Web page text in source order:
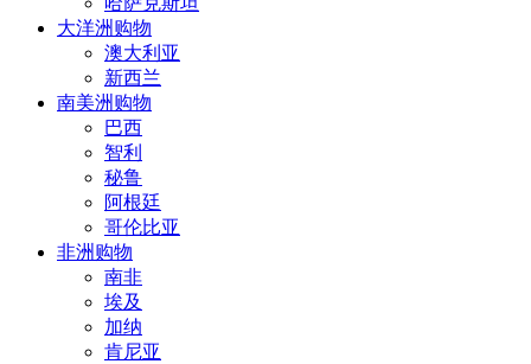
大洋洲购物
澳大利亚
新西兰
南美洲购物
巴西
智利
秘鲁
阿根廷
哥伦比亚
非洲购物
南非
埃及
加纳
肯尼亚